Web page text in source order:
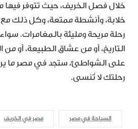
خلال فصل الخريف، حيث تتوفر فيها
خلابة، وأنشطة ممتعة، وكل ذلك
رحلة مريحة ومليئة بالمغامرات.
التاريخ، أو من عشاق الطبيعة، أو من
على الشواطئ، ستجد في مصر ما
رحلتك لا تُنسى.
السياحة في مصر مصر في الخريف